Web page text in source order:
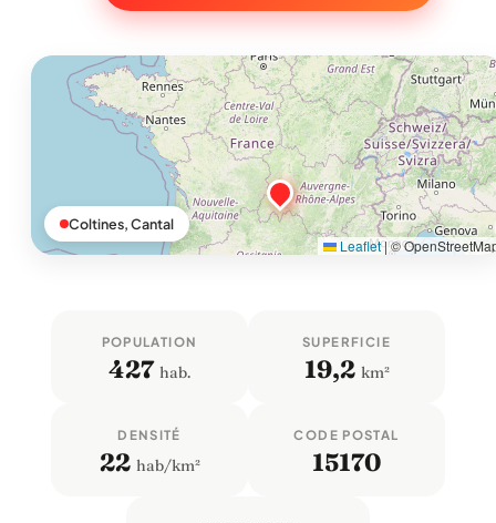
Leaflet|©
Coltines, Cantal
POPULATION
427 hab.
SUPERFICIE
19,2 km²
DENSITÉ
22 hab/km²
CODE POSTAL
15170